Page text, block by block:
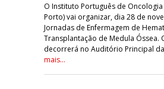
O Instituto Português de
Porto) vai organizar, dia 28 de
Jornadas de Enfermagem de
Transplantação de Medula Óssea.
decorrerá no Auditório Principal
mais...